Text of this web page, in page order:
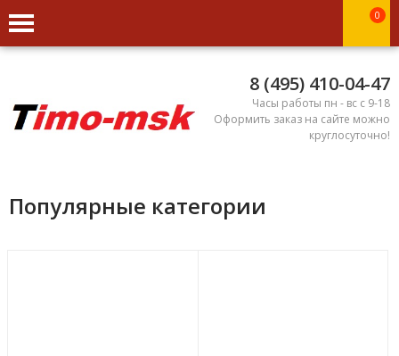
0
8 (495) 410-04-47
Часы работы пн - вс с 9-18
Оформить заказ на сайте можно
круглосуточно!
Популярные категории